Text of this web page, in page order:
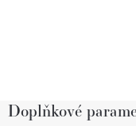
Doplňkové